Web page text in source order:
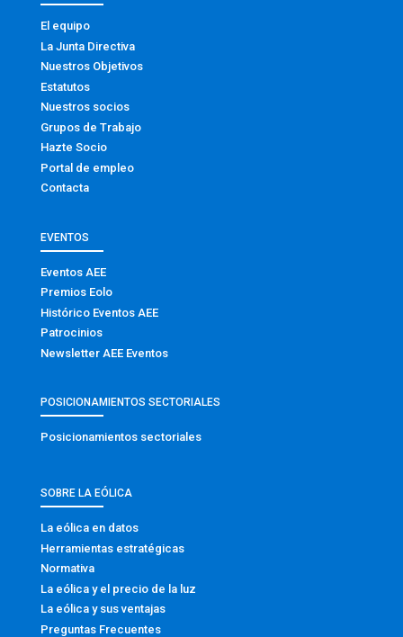
El equipo
La Junta Directiva
Nuestros Objetivos
Estatutos
Nuestros socios
Grupos de Trabajo
Hazte Socio
Portal de empleo
Contacta
EVENTOS
Eventos AEE
Premios Eolo
Histórico Eventos AEE
Patrocinios
Newsletter AEE Eventos
POSICIONAMIENTOS SECTORIALES
Posicionamientos sectoriales
SOBRE LA EÓLICA
La eólica en datos
Herramientas estratégicas
Normativa
La eólica y el precio de la luz
La eólica y sus ventajas
Preguntas Frecuentes